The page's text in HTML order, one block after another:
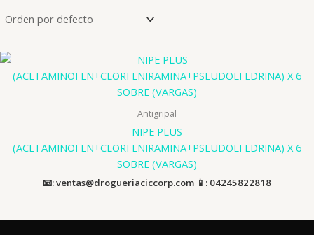
Antigripal
NIPE PLUS
(ACETAMINOFEN+CLORFENIRAMINA+PSEUDOEFEDRINA) X 6
SOBRE (VARGAS)
📧: ventas@drogueriaciccorp.com 📱: 04245822818